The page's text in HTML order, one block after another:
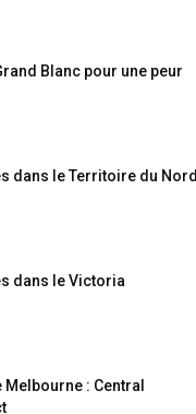
Blanc pour une peur
dans le Territoire du Nord
dans le Victoria
: Central